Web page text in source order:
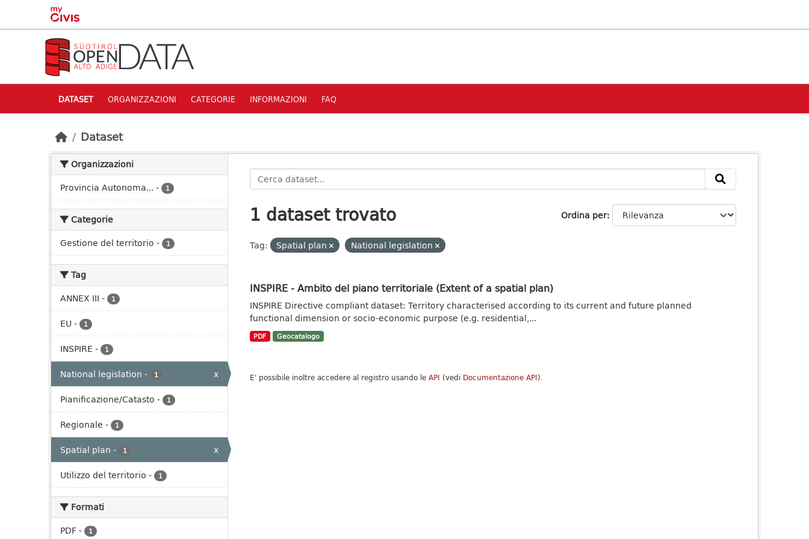
Skip to main content
DATASET ORGANIZZAZIONI CATEGORIE INFORMAZIONI FAQ
Dataset
Organizzazioni
Provincia Autonoma... - 1
Categorie
Gestione del territorio - 1
Tag
ANNEX III - 1
EU - 1
INSPIRE - 1
National legislation - 1
x
Pianificazione/Catasto - 1
Regionale - 1
Spatial plan - 1
x
Utilizzo del territorio - 1
Formati
PDF- 1
Ordina per
1 dataset trovato
Tag: Spatial plan National legislation
INSPIRE - Ambito del piano territoriale (Extent of a spatial plan)
INSPIRE Directive compliant dataset: Territory characterised according to its current and future planned
functional dimension or socio-economic purpose (e.g. residential,...
PDF Geocatalogo
E' possibile inoltre accedere al registro usando le API (vedi Documentazione API).